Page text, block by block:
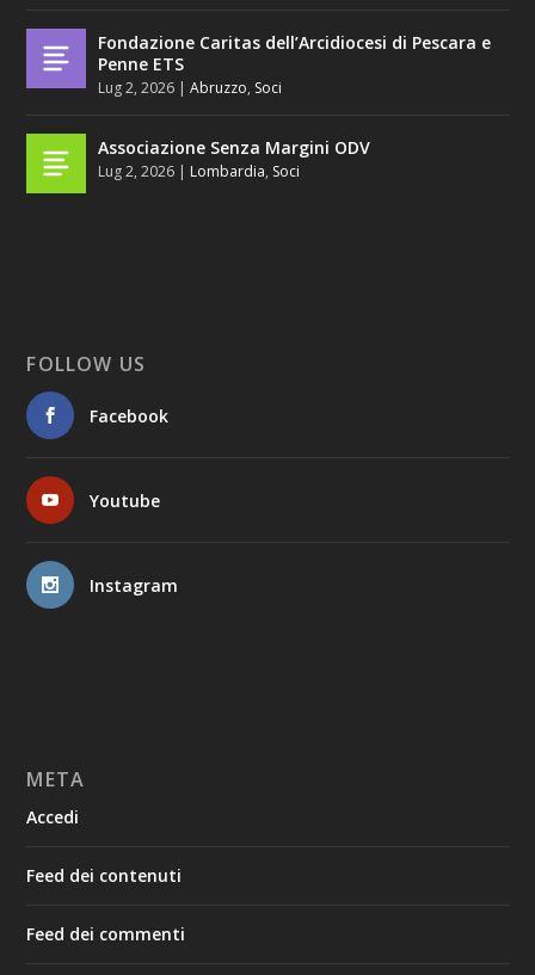
Fondazione Caritas dell’Arcidiocesi di Pescara e
Penne ETS
Lug 2, 2026 |Abruzzo, Soci
Associazione Senza Margini ODV
Lug 2, 2026 | Lombardia, Soci
FOLLOW US
Facebook
Youtube
Instagram
META
Accedi
Feed dei contenuti
Feed dei commenti